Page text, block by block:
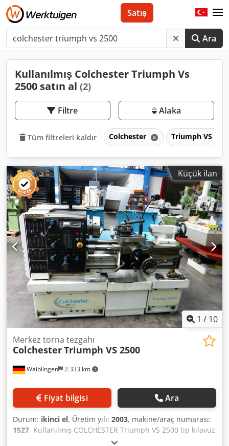
Ara
Satış
Kullanılmış Colchester Triumph Vs
2500 satın al (2)
Filtre Alaka
Tüm filtreleri kaldır Colchester Triumph VS
Küçük ilan
1 / 10
Waiblingen 2.333 km
Merkez torna tezgahı
ColchesterTriumph VS 2500
Fiyat bilgisi Ara
Durum: ikinci el, Üretim yılı: 2003, makine/araç numarası:
1527, Kullanılmış COLCHESTER Triumph VS 2500 tip kılavuz
ve sürgülü torna tezgahı Punta yüksekliği: 195 mm